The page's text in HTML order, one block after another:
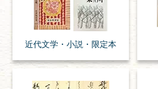
近代文学・ 小説・限定本